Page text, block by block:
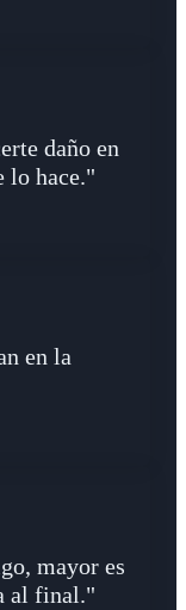
daño en
lo hace."
en la
mayor es
al final."